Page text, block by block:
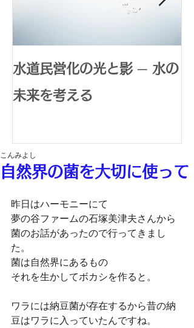
水道民営化の光と影 ─ 水の
未来を考える
自然界の菌を大切に使って
こんみよし
昨日はハーモニーにて
夢の谷ファームの石塚美津夫さんから
菌のお話があったので行ってきまし
た。
菌は自然界にあるもの
それを生かしてボカシを作ると。
ワラには納豆菌が存在するから昔の納
豆はワラに入っていたんですね。